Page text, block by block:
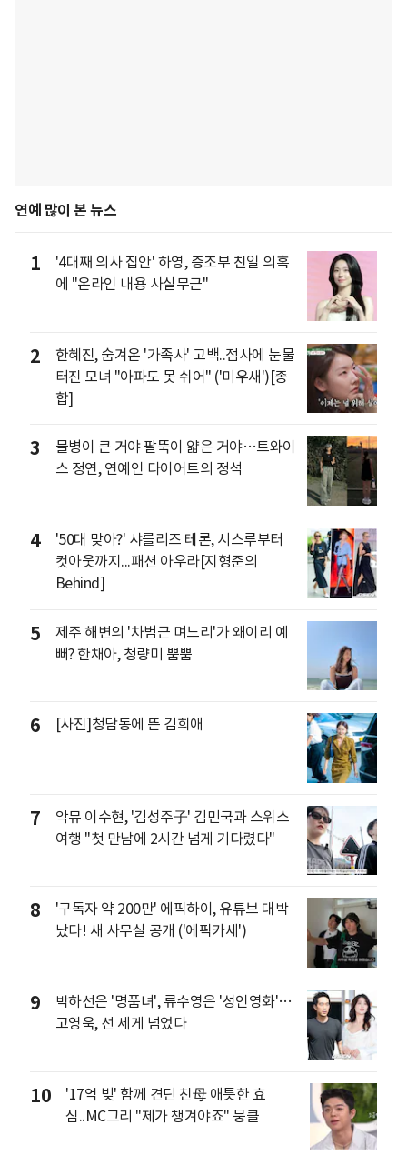
연예 많이 본 뉴스
1
'4대째 의사 집안' 하영, 증조부 친일 의혹
에 "온라인 내용 사실무근"
2
한혜진, 숨겨온 '가족사' 고백..점사에 눈물
터진 모녀 "아파도 못 쉬어" ('미우새')[종
합]
3
물병이 큰 거야 팔뚝이 얇은 거야…트와이
스 정연, 연예인 다이어트의 정석
4
'50대 맞아?' 샤를리즈 테론, 시스루부터
컷아웃까지...패션 아우라[지형준의
Behind]
5
제주 해변의 '차범근 며느리'가 왜이리 예
뻐? 한채아, 청량미 뿜뿜
6 [사진]청담동에 뜬 김희애
7
악뮤 이수현, '김성주子' 김민국과 스위스
여행 "첫 만남에 2시간 넘게 기다렸다"
8
'구독자 약 200만' 에픽하이, 유튜브 대박
났다! 새 사무실 공개 ('에픽카세')
9
박하선은 '명품녀', 류수영은 '성인영화'…
고영욱, 선 세게 넘었다
10
'17억 빚' 함께 견딘 친母 애틋한 효
심..MC그리 "제가 챙겨야죠" 뭉클